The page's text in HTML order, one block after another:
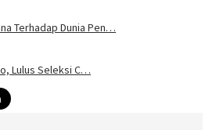
Terhadap Dunia Pen…
Lulus Seleksi C…